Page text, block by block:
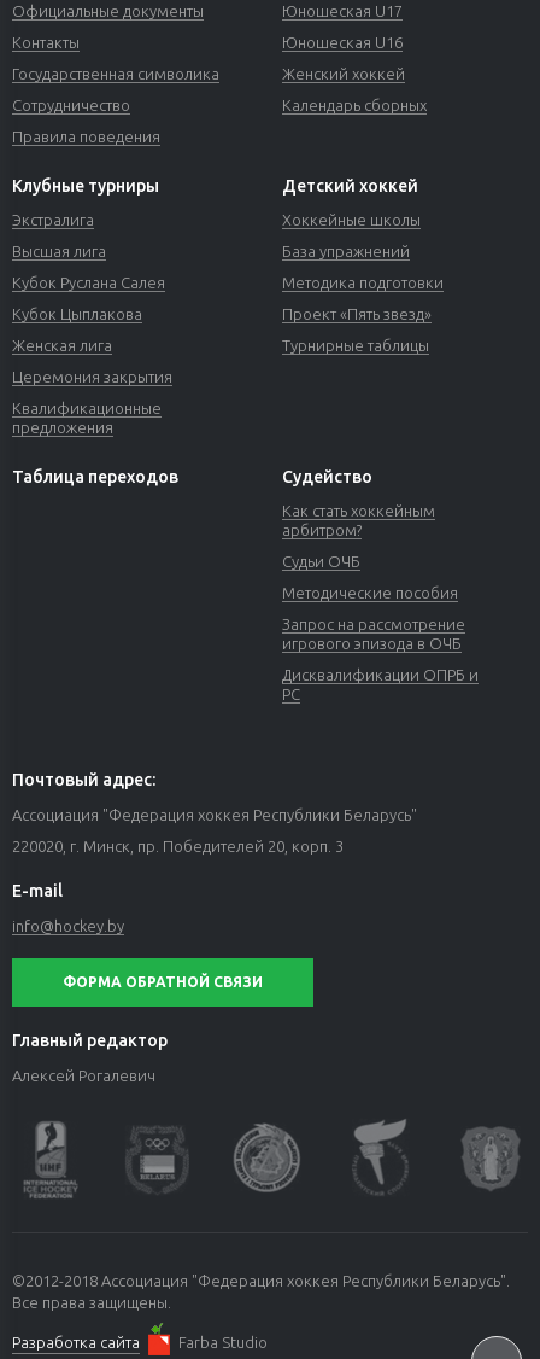
Официальные документы
Контакты
Государственная символика
Сотрудничество
Правила поведения
Юношеская U17
Юношеская U16
Женский хоккей
Календарь сборных
Клубные турниры
Экстралига
Высшая лига
Кубок Руслана Салея
Кубок Цыплакова
Женская лига
Церемония закрытия
Квалификационные
предложения
Детский хоккей
Хоккейные школы
База упражнений
Методика подготовки
Проект «Пять звезд»
Турнирные таблицы
Таблица переходов Судейство
Как стать хоккейным
арбитром?
Судьи ОЧБ
Методические пособия
Запрос на рассмотрение
игрового эпизода в ОЧБ
Дисквалификации ОПРБ и
РС
Почтовый адрес:
Ассоциация "Федерация хоккея Республики Беларусь"
220020, г. Минск, пр. Победителей 20, корп. 3
E-mail
info@hockey.by
ФОРМА ОБРАТНОЙ СВЯЗИ
Главный редактор
Алексей Рогалевич
©2012-2018 Ассоциация "Федерация хоккея Республики Беларусь".
Все права защищены.
Разработка сайта Farba Studio